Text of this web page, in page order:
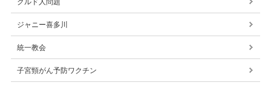
ジャニー喜多川
統一教会
子宮頸がん予防ワクチン